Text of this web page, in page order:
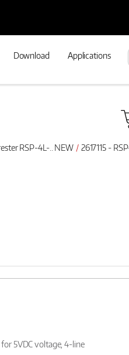
Download Applications
RSP-4L-.. NEW 2617115 -
5VDC voltage, 4-line